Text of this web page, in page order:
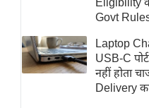
एम.
आर.
आई.
Eligibility
Govt
Laptop
USB-C
नहीं होता
Delivery का